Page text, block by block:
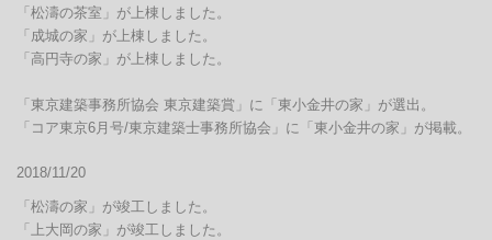
「松濤の茶室」が上棟しました。
「成城の家」が上棟しました。
「高円寺の家」が上棟しました。
「東京建築事務所協会 東京建築賞」に「東小金井の家」が選出。
「コア東京6月号/東京建築士事務所協会」に「東小金井の家」が掲載。
2018/11/20
「松濤の家」が竣工しました。
「上大岡の家」が竣工しました。